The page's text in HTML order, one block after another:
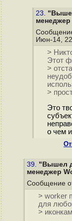
23.
менеджер
Июн-14,
>
Этот
>
>
Это
о чем
39. "Вышел
менеджер
Сообщение
> worker
для
>